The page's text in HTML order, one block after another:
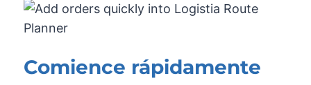
Comience rápidamente